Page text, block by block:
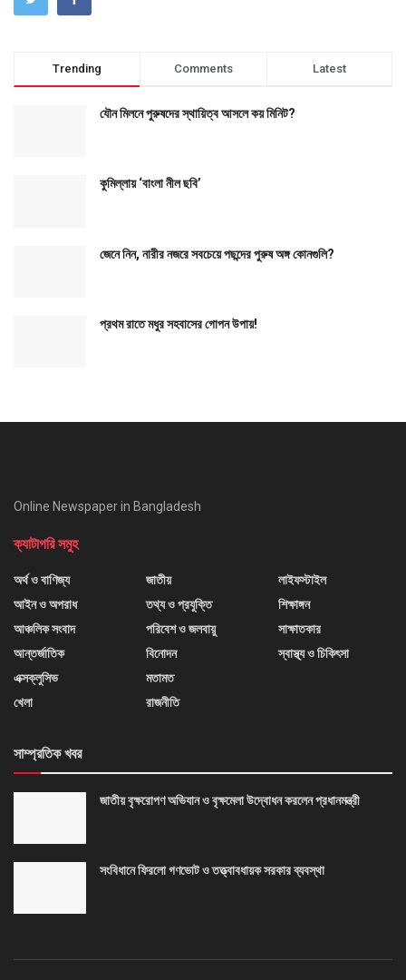
Trending Comments Latest
যৌন মিলনে পুরুষদের স্থায়িত্ব আসলে কয় মিনিট?
কুমিল্লায় ‘বাংলা নীল ছবি’
জেনে নিন, নারীর নজরে সবচেয়ে পছন্দের পুরুষ অঙ্গ কোনগুলি?
প্রথম রাতে মধুর সহবাসের গোপন উপায়!
Online Newspaper in Bangladesh
ক্যাটাগরি সমুহ
অর্থ ও বাণিজ্য
আইন ও অপরাধ
আঞ্চলিক সংবাদ
আন্তর্জাতিক
এক্সক্লুসিভ
খেলা
জাতীয়
তথ্য ও প্রযুক্তি
পরিবেশ ও জলবায়ু
বিনোদন
মতামত
রাজনীতি
লাইফস্টাইল
শিক্ষাঙ্গন
সাক্ষাতকার
স্বাস্থ্য ও চিকিৎসা
সাম্প্রতিক খবর
জাতীয় বৃক্ষরোপণ অভিযান ও বৃক্ষমেলা উদ্বোধন করলেন প্রধানমন্ত্রী
সংবিধানে ফিরলো গণভোট ও তত্ত্বাবধায়ক সরকার ব্যবস্থা